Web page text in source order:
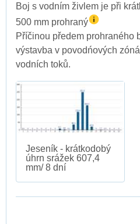
Boj s vodním živlem je při
500 mm prohraný
Příčinou předem prohraného
výstavba v povodńových
vodních toků.
Jeseník - krátkodobý
úhrn srážek 607,4
mm/ 8 dní